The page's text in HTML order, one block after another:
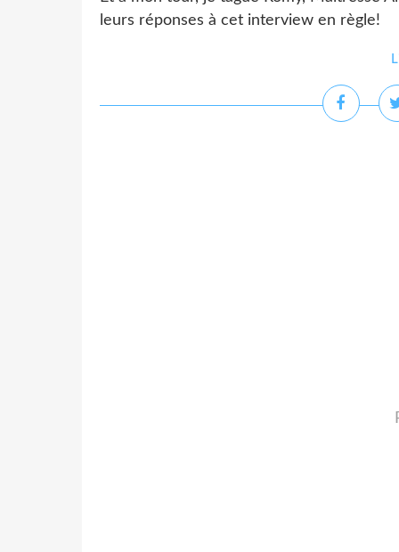
leurs réponses à cet interview en règle!